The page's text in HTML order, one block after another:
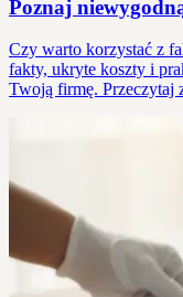
Poznaj
Czy warto korzystać z
fakty, ukryte koszty i
Twoją firmę. Przeczytaj